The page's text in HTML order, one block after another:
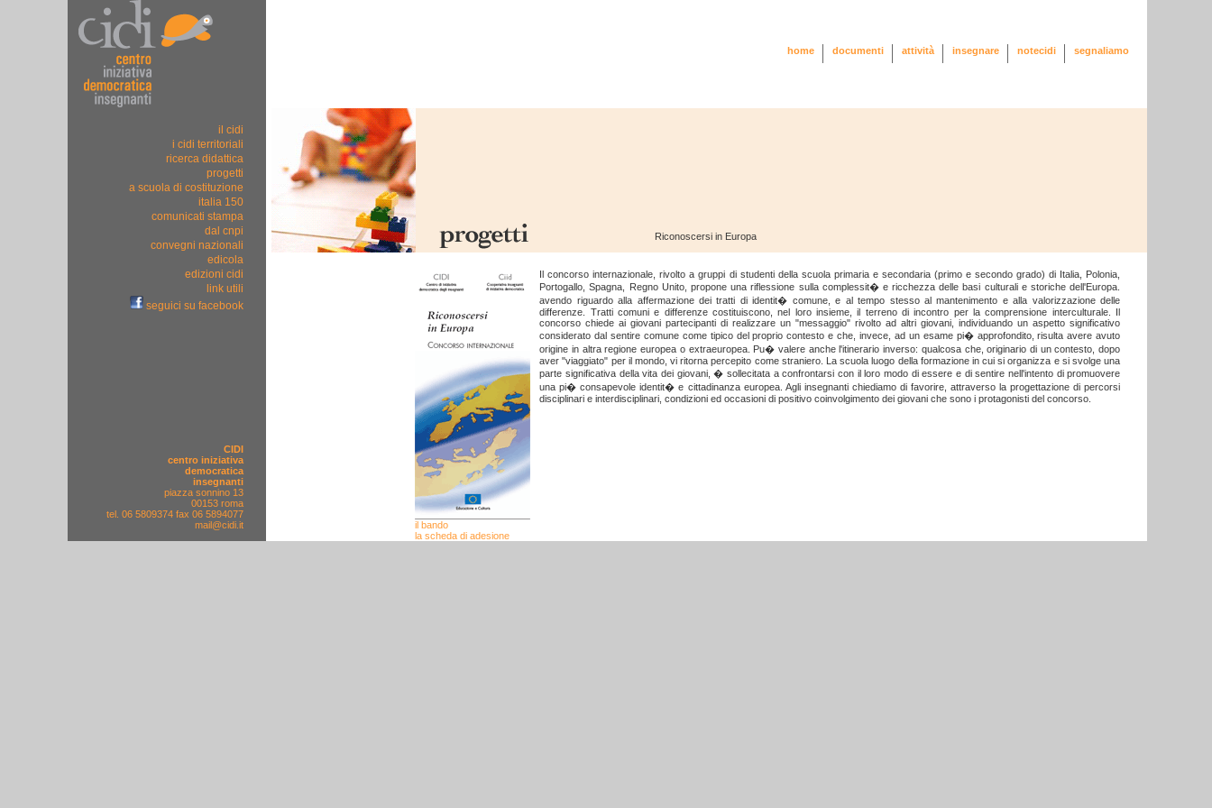
home documenti attività insegnare notecidi segnaliamo
il cidi
i cidi territoriali
ricerca didattica
progetti
a scuola di costituzione
italia 150
comunicati stampa
dal cnpi
convegni nazionali
edicola
edizioni cidi
link utili
seguici su facebook
Riconoscersi in Europa
il bando
la scheda di adesione
Il concorso internazionale, rivolto a gruppi di studenti della scuola primaria e secondaria (primo e secondo grado) di Italia, Polonia,
Portogallo, Spagna, Regno Unito, propone una riflessione sulla complessit� e ricchezza delle basi culturali e storiche dell'Europa.
avendo riguardo alla affermazione dei tratti di identit� comune, e al tempo stesso al mantenimento e alla valorizzazione delle
differenze. Tratti comuni e differenze costituiscono, nel loro insieme, il terreno di incontro per la comprensione interculturale. Il
concorso chiede ai giovani partecipanti di realizzare un "messaggio" rivolto ad altri giovani, individuando un aspetto significativo
considerato dal sentire comune come tipico del proprio contesto e che, invece, ad un esame pi� approfondito, risulta avere avuto
origine in altra regione europea o extraeuropea. Pu� valere anche l'itinerario inverso: qualcosa che, originario di un contesto, dopo
aver "viaggiato" per il mondo, vi ritorna percepito come straniero. La scuola luogo della formazione in cui si organizza e si svolge una
parte significativa della vita dei giovani, � sollecitata a confrontarsi con il loro modo di essere e di sentire nell'intento di promuovere
una pi� consapevole identit� e cittadinanza europea. Agli insegnanti chiediamo di favorire, attraverso la progettazione di percorsi
disciplinari e interdisciplinari, condizioni ed occasioni di positivo coinvolgimento dei giovani che sono i protagonisti del concorso.
CIDI
centro iniziativa
democratica
insegnanti
piazza sonnino 13
00153 roma
tel. 06 5809374 fax 06 5894077
mail@cidi.it